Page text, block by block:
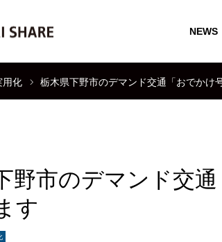
NEWS
用化 栃木県下野市のデマンド交通「おでかけ
野市のデマンド交
す